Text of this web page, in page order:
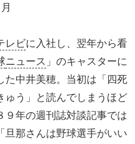
レビに入社し、翌年から看
ニュース 」のキャスターに
た中井美穂。当初は「四死
ゅう」と読んでしまうほど
９年の週刊誌対談記事では
旦那さんは野球選手がいい